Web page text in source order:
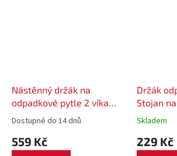
Nástěnný držák na
odpadkové pytle 2 víka
WALLFIX
Dostupné do 14 dnů
559 Kč
Držák
Stojan
- modrý
Skladem
229 Kč